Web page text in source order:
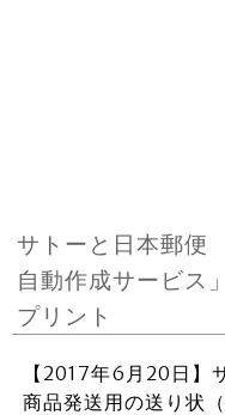
サトーと日本郵便
自動作成サービ
プリント
【2017年6月20日】
商品発送用の送り状